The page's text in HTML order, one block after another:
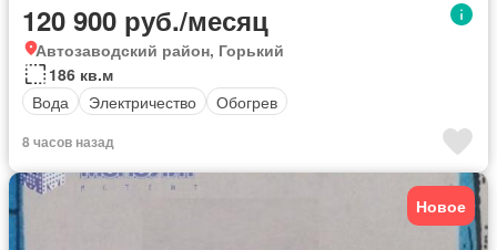
120 900 руб./месяц
Автозаводский район, Горький
186 кв.м
Вода
Электричество Обогрев
8 часов назад
Новое